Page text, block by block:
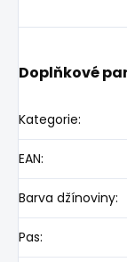
Doplňkové
Kategorie:
EAN:
Barva džínoviny:
Pas: